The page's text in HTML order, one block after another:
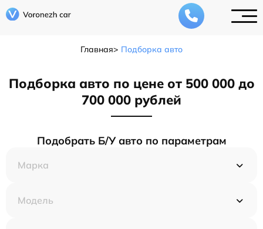
Главная Подборка авто
Подборка авто по цене от 500 000 до
700 000 рублей
Подобрать Б/У авто по параметрам